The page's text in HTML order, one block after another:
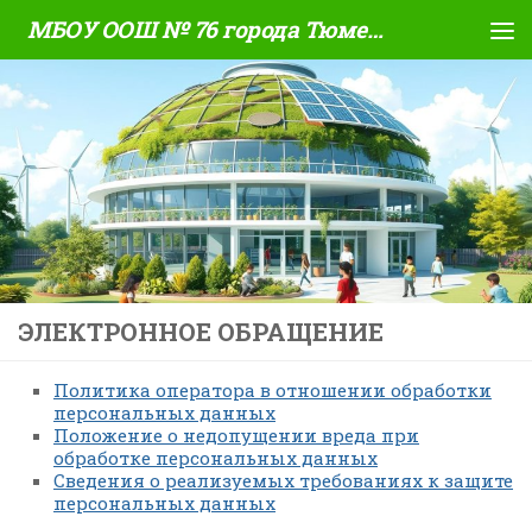
Skip to content МБОУ ООШ № 76 города Тюмени
ЭЛЕКТРОННОЕ ОБРАЩЕНИЕ
Политика оператора в отношении обработки
персональных данных
Положение о недопущении вреда при
обработке персональных данных
Сведения о реализуемых требованиях к защите
персональных данных